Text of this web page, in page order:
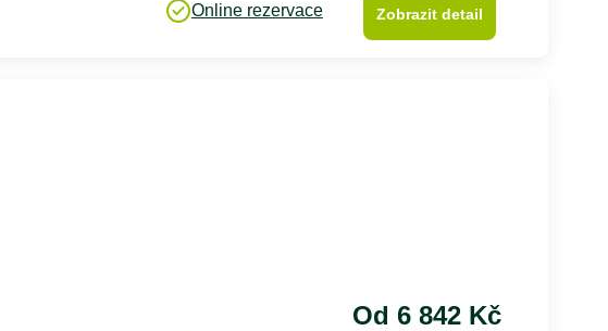
Online rezervace Zobrazit detail
Od 6 842 Kč